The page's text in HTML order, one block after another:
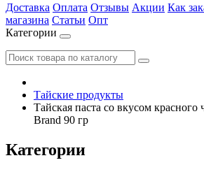
Доставка Оплата Отзывы Акции Как
магазина Статьи Опт
Категории
Тайские продукты
Тайская паста со вкусом красного
Brand 90 гр
Категории